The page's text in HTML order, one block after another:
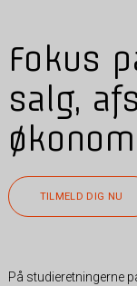
Fokus
salg,
TILMELD DIG NU
På studieretningerne